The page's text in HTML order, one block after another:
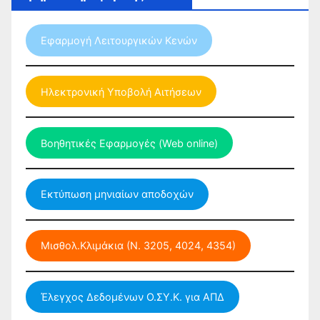
Εφαρμογή Λειτουργικών Κενών
Ηλεκτρονική Υποβολή Αιτήσεων
Βοηθητικές Εφαρμογές (Web online)
Εκτύπωση μηνιαίων αποδοχών
Μισθολ.Κλιμάκια (Ν. 3205, 4024, 4354)
Έλεγχος Δεδομένων Ο.ΣΥ.Κ. για ΑΠΔ